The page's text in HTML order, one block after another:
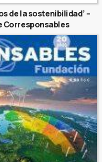
de la sostenibilidad’ –
Corresponsables